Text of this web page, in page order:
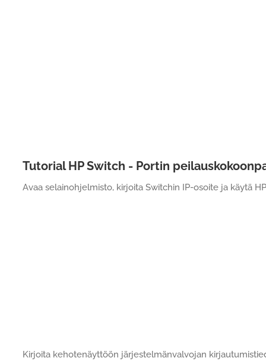
Tutorial HP Switch - Portin
Avaa selainohjelmisto, kirjoita Switchin IP-osoite ja käytä
Kirjoita kehotenäyttöön järjestelmänvalvojan